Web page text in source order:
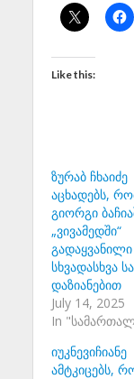
Like this:
ზურაბ ჩხაიძე
აცხადებს,
გიორგი
„ვივამედში“
სხვადასხვა
დაზიანებით
July 14, 2025
In
იუკნევიჩიანე
ამტკიცებს,